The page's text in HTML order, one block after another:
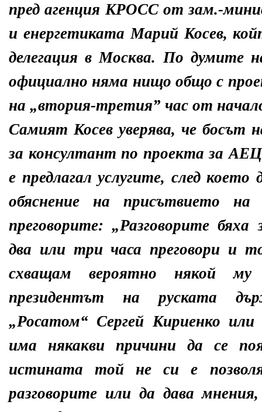
пред агенция КРОСС от зам.-
и енергетиката Марий Косев,
делегация в Москва. По думите
официално няма нищо общо с
на „втория-третия” час от
Самият Косев уверява, че босът
за консултант по проекта за
е предлагал услугите, след което
обяснение на присътвието
преговорите: „Разговорите
два или три часа преговори и
схващам вероятно някой
президентът на руската
„Росатом“ Сергей Кириенко или
има някакви причини да се
истината той не си е
разговорите или да дава